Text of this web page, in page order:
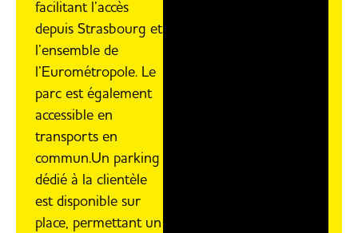
facilitant l’accès
depuis Strasbourg et
l’ensemble de
l’Eurométropole. Le
parc est également
accessible en
transports en
commun.Un parking
dédié à la clientèle
est disponible sur
place, permettant un